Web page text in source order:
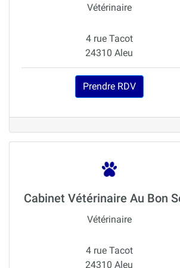
Vétérinaire
4 rue Tacot
24310 Aleu
Prendre RDV
Cabinet Vétérinaire Au Bon
Vétérinaire
4 rue Tacot
24310 Aleu